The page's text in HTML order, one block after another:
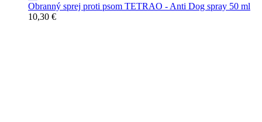
Obranný sprej proti psom TETRAO - Anti Dog spray 50 ml
10,30 €